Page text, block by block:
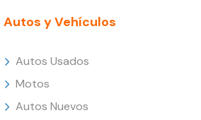
Autos y Vehículos
Autos Usados
Motos
Autos Nuevos